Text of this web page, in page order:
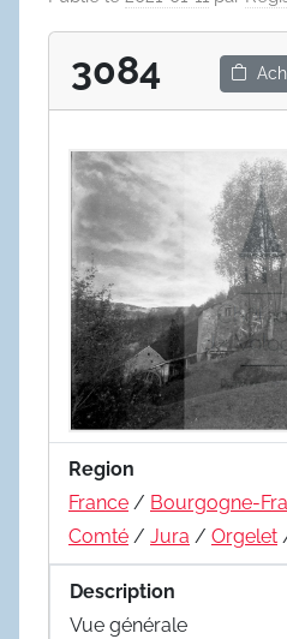
3084
Region
France / Bourgogne-
Comté / Jura / Orgelet
Description
Vue générale